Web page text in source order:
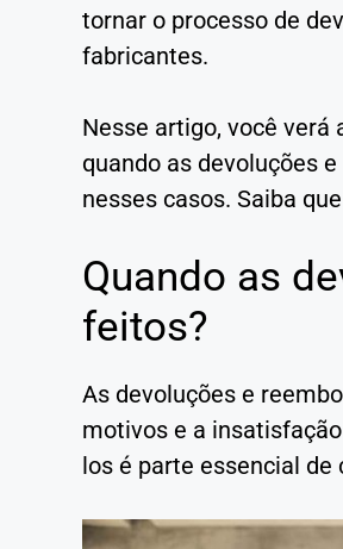
tornar o processo de
fabricantes.
Nesse artigo, você
quando as devoluções
nesses casos. Saiba
Quando as
feitos?
As devoluções e
motivos e a
los é parte essencial